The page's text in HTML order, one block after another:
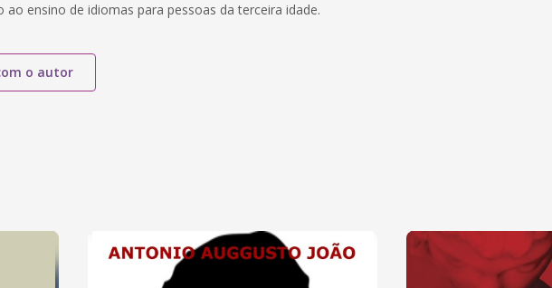
ensino de idiomas para pessoas da terceira idade.
o autor